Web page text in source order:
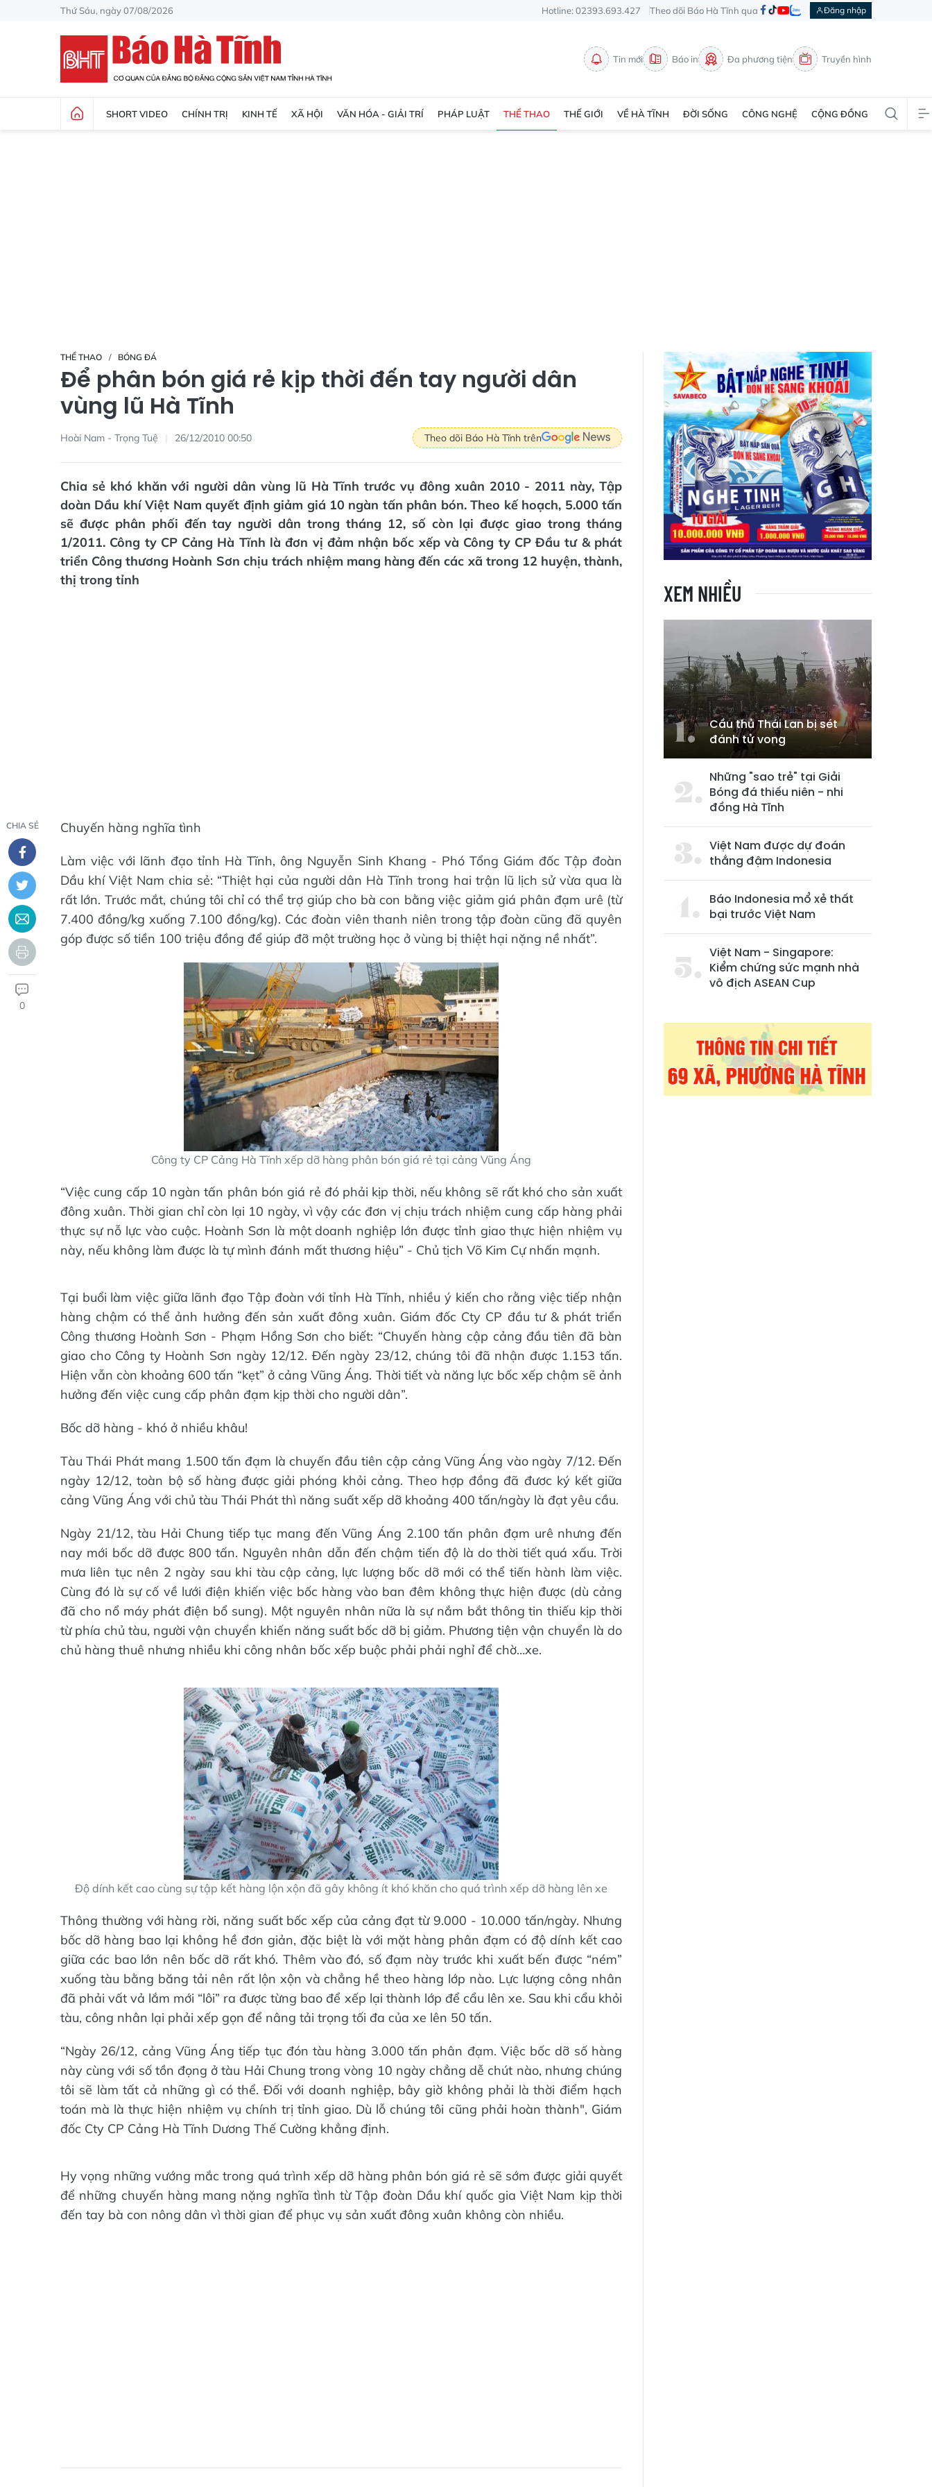
Thứ Sáu, ngày 07/08/2026 Hotline: 02393.693.427 Theo dõi Báo Hà Tĩnh qua Đăng nhập
Tin mới Báo in Đa phương tiện Truyền hình
SHORT VIDEO CHÍNH TRỊ KINH TẾ XÃ HỘI VĂN HÓA - GIẢI TRÍ PHÁP LUẬT THỂ THAO THẾ GIỚI VỀ HÀ TĨNH ĐỜI SỐNG CÔNG NGHỆ CỘNG ĐỒNG
THỂ THAO BÓNG ĐÁ
Để phân bón giá rẻ kịp thời đến tay người dân
vùng lũ Hà Tĩnh
Hoài Nam - Trọng Tuệ 26/12/2010 00:50 Theo dõi Báo Hà Tĩnh trên
Chia sẻ khó khăn với người dân vùng lũ Hà Tĩnh trước vụ đông xuân 2010 - 2011 này, Tập
doàn Dầu khí Việt Nam quyết định giảm giá 10 ngàn tấn phân bón. Theo kế hoạch, 5.000 tấn
sẽ được phân phối đến tay người dân trong tháng 12, số còn lại được giao trong tháng
1/2011. Công ty CP Cảng Hà Tĩnh là đơn vị đảm nhận bốc xếp và Công ty CP Đầu tư & phát
triển Công thương Hoành Sơn chịu trách nhiệm mang hàng đến các xã trong 12 huyện, thành,
thị trong tỉnh
CHIA SẺ
0
Chuyến hàng nghĩa tình
Làm việc với lãnh đạo tỉnh Hà Tĩnh, ông Nguyễn Sinh Khang - Phó Tổng Giám đốc Tập đoàn
Dầu khí Việt Nam chia sẻ: “Thiệt hại của người dân Hà Tĩnh trong hai trận lũ lịch sử vừa qua là
rất lớn. Trước mắt, chúng tôi chỉ có thể trợ giúp cho bà con bằng việc giảm giá phân đạm urê (từ
7.400 đồng/kg xuống 7.100 đồng/kg). Các đoàn viên thanh niên trong tập đoàn cũng đã quyên
góp được số tiền 100 triệu đồng để giúp đỡ một trường học ở vùng bị thiệt hại nặng nề nhất”.
Công ty CP Cảng Hà Tĩnh xếp dỡ hàng phân bón giá rẻ tại cảng Vũng Áng
“Việc cung cấp 10 ngàn tấn phân bón giá rẻ đó phải kịp thời, nếu không sẽ rất khó cho sản xuất
đông xuân. Thời gian chỉ còn lại 10 ngày, vì vậy các đơn vị chịu trách nhiệm cung cấp hàng phải
thực sự nỗ lực vào cuộc. Hoành Sơn là một doanh nghiệp lớn được tỉnh giao thực hiện nhiệm vụ
này, nếu không làm được là tự mình đánh mất thương hiệu” - Chủ tịch Võ Kim Cự nhấn mạnh.
Tại buổi làm việc giữa lãnh đạo Tập đoàn với tỉnh Hà Tĩnh, nhiều ý kiến cho rằng việc tiếp nhận
hàng chậm có thể ảnh hưởng đến sản xuất đông xuân. Giám đốc Cty CP đầu tư & phát triển
Công thương Hoành Sơn - Phạm Hồng Sơn cho biết: “Chuyến hàng cập cảng đầu tiên đã bàn
giao cho Công ty Hoành Sơn ngày 12/12. Đến ngày 23/12, chúng tôi đã nhận được 1.153 tấn.
Hiện vẫn còn khoảng 600 tấn “kẹt” ở cảng Vũng Áng. Thời tiết và năng lực bốc xếp chậm sẽ ảnh
hưởng đến việc cung cấp phân đạm kịp thời cho người dân”.
Bốc dỡ hàng - khó ở nhiều khâu!
Tàu Thái Phát mang 1.500 tấn đạm là chuyến đầu tiên cập cảng Vũng Áng vào ngày 7/12. Đến
ngày 12/12, toàn bộ số hàng được giải phóng khỏi cảng. Theo hợp đồng đã đươc ký kết giữa
cảng Vũng Áng với chủ tàu Thái Phát thì năng suất xếp dỡ khoảng 400 tấn/ngày là đạt yêu cầu.
Ngày 21/12, tàu Hải Chung tiếp tục mang đến Vũng Áng 2.100 tấn phân đạm urê nhưng đến
nay mới bốc dỡ được 800 tấn. Nguyên nhân dẫn đến chậm tiến độ là do thời tiết quá xấu. Trời
mưa liên tục nên 2 ngày sau khi tàu cập cảng, lực lượng bốc dỡ mới có thể tiến hành làm việc.
Cùng đó là sự cố về lưới điện khiến việc bốc hàng vào ban đêm không thực hiện được (dù cảng
đã cho nổ máy phát điện bổ sung). Một nguyên nhân nữa là sự nắm bắt thông tin thiếu kịp thời
từ phía chủ tàu, người vận chuyển khiến năng suất bốc dỡ bị giảm. Phương tiện vận chuyển là do
chủ hàng thuê nhưng nhiều khi công nhân bốc xếp buộc phải phải nghỉ để chờ…xe.
Độ dính kết cao cùng sự tập kết hàng lộn xộn đã gây không ít khó khăn cho quá trình xếp dỡ hàng lên xe
Thông thường với hàng rời, năng suất bốc xếp của cảng đạt từ 9.000 - 10.000 tấn/ngày. Nhưng
bốc dỡ hàng bao lại không hề đơn giản, đặc biệt là với mặt hàng phân đạm có độ dính kết cao
giữa các bao lớn nên bốc dỡ rất khó. Thêm vào đó, số đạm này trước khi xuất bến được “ném”
xuống tàu bằng băng tải nên rất lộn xộn và chẳng hề theo hàng lớp nào. Lực lượng công nhân
đã phải vất vả lắm mới “lôi” ra được từng bao để xếp lại thành lớp để cẩu lên xe. Sau khi cẩu khỏi
tàu, công nhân lại phải xếp gọn để nâng tải trọng tối đa của xe lên 50 tấn.
“Ngày 26/12, cảng Vũng Áng tiếp tục đón tàu hàng 3.000 tấn phân đạm. Việc bốc dỡ số hàng
này cùng với số tồn đọng ở tàu Hải Chung trong vòng 10 ngày chẳng dễ chút nào, nhưng chúng
tôi sẽ làm tất cả những gì có thể. Đối với doanh nghiệp, bây giờ không phải là thời điểm hạch
toán mà là thực hiện nhiệm vụ chính trị tỉnh giao. Dù lỗ chúng tôi cũng phải hoàn thành", Giám
đốc Cty CP Cảng Hà Tĩnh Dương Thế Cường khẳng định.
Hy vọng những vướng mắc trong quá trình xếp dỡ hàng phân bón giá rẻ sẽ sớm được giải quyết
để những chuyến hàng mang nặng nghĩa tình từ Tập đoàn Dầu khí quốc gia Việt Nam kịp thời
đến tay bà con nông dân vì thời gian để phục vụ sản xuất đông xuân không còn nhiều.
XEM NHIỀU
Cầu thủ Thái Lan bị sét
đánh tử vong
Những "sao trẻ" tại Giải
Bóng đá thiếu niên - nhi
đồng Hà Tĩnh
Việt Nam được dự đoán
thắng đậm Indonesia
Báo Indonesia mổ xẻ thất
bại trước Việt Nam
Việt Nam - Singapore:
Kiểm chứng sức mạnh nhà
vô địch ASEAN Cup